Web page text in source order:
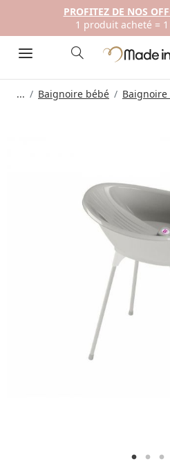
PROFITEZ DE NOS
1 produit acheté =
... Baignoire bébé